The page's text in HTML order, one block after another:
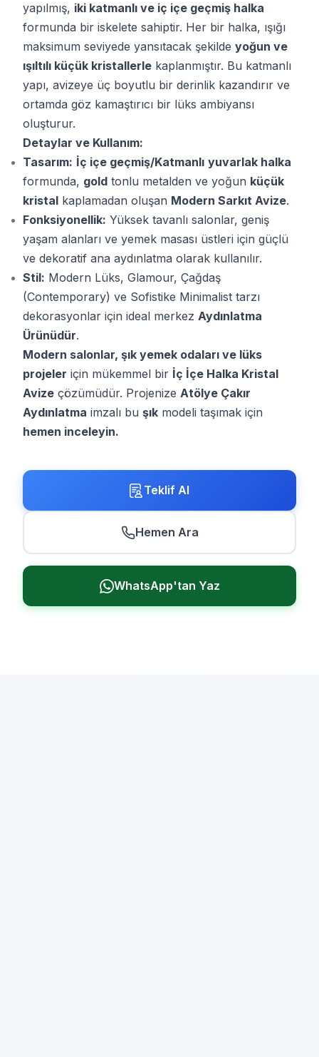
yapılmış, iki katmanlı ve iç içe geçmiş halka
formunda bir iskelete sahiptir. Her bir halka, ışığı
maksimum seviyede yansıtacak şekilde yoğun ve
ışıltılı küçük kristallerle kaplanmıştır. Bu katmanlı
yapı, avizeye üç boyutlu bir derinlik kazandırır ve
ortamda göz kamaştırıcı bir lüks ambiyansı
oluşturur.
Detaylar ve Kullanım:
Tasarım: İç içe geçmiş/Katmanlı yuvarlak halka
formunda, gold tonlu metalden ve yoğun küçük
kristal kaplamadan oluşan Modern Sarkıt Avize.
Fonksiyonellik: Yüksek tavanlı salonlar, geniş
yaşam alanları ve yemek masası üstleri için güçlü
ve dekoratif ana aydınlatma olarak kullanılır.
Stil: Modern Lüks, Glamour, Çağdaş
(Contemporary) ve Sofistike Minimalist tarzı
dekorasyonlar için ideal merkez Aydınlatma
Ürünüdür.
Modern salonlar, şık yemek odaları ve lüks
projeler için mükemmel bir İç İçe Halka Kristal
Avize çözümüdür. Projenize Atölye Çakır
Aydınlatma imzalı bu şık modeli taşımak için
hemen inceleyin.
Teklif Al
Hemen Ara
WhatsApp'tan Yaz